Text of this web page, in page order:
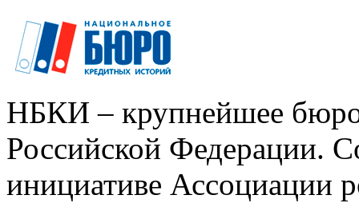
НБКИ – крупнейшее
Российской Федерации.
инициативе Ассоциации